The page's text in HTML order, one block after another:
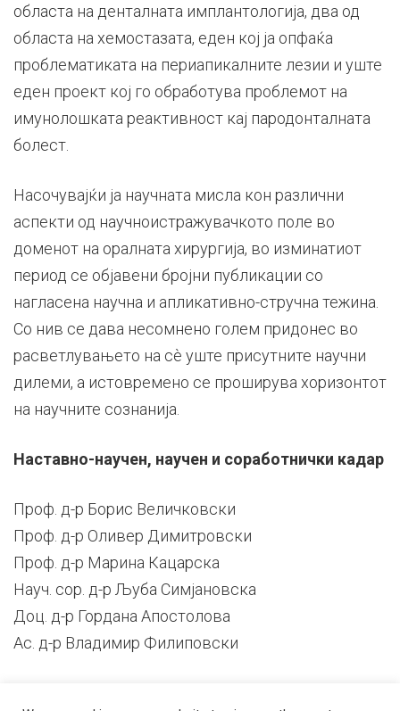
областа на денталната имплантологија, два од
областа на хемостазата, еден кој ја опфаќа
проблематиката на периапикалните лезии и уште
еден проект кој го обработува проблемот на
имунолошката реактивност кај пародонталната
болест.
Насочувајќи ја научната мисла кон различни
аспекти од научноистражувачкото поле во
доменот на оралната хирургија, во изминатиот
период се објавени бројни публикации со
нагласена научна и апликативно-стручна тежина.
Со нив се дава несомнено голем придонес во
расветлувањето на сѐ уште присутните научни
дилеми, а истовремено се проширува хоризонтот
на научните сознанија.
Наставно-научен, научен и соработнички кадар
Проф. д-р Борис Величковски
Проф. д-р Оливер Димитровски
Проф. д-р Марина Кацарска
Науч. сор. д-р Љуба Симјановска
Доц. д-р Гордана Апостолова
Ас. д-р Владимир Филиповски